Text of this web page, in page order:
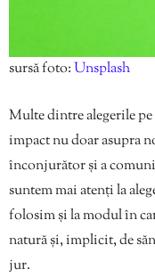
sursă foto:Unsplash
Multe dintre alegerile pe
impact nu doar asupra
înconjurător și a
suntem mai atenți la
folosim și la modul în
natură și, implicit, de
jur.